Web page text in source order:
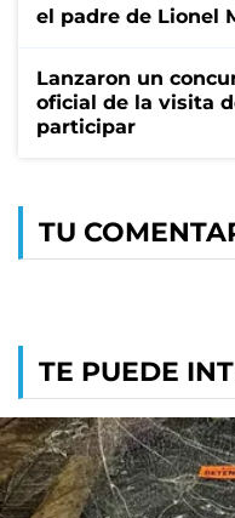
el padre de Lionel
Lanzaron un
oficial de la visita
participar
TU
TE PUEDE